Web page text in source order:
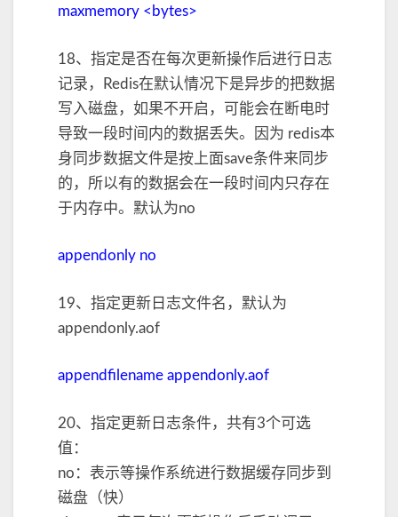
maxmemory <bytes>
18、指定是否在每次更新操作后进行日志
记录，Redis在默认情况下是异步的把数据
写入磁盘，如果不开启，可能会在断电时
导致一段时间内的数据丢失。因为 redis本
身同步数据文件是按上面save条件来同步
的，所以有的数据会在一段时间内只存在
于内存中。默认为no
appendonly no
19、指定更新日志文件名，默认为
appendonly.aof
appendfilename appendonly.aof
20、指定更新日志条件，共有3个可选
值：
no：表示等操作系统进行数据缓存同步到
磁盘（快）